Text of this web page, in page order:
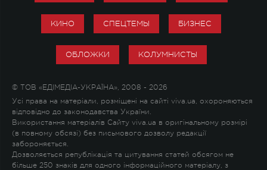
КИНО СПЕЦТЕМЫ БИЗНЕС
ОБЛОЖКИ КОЛУМНИСТЫ
© ТОВ «ЕДІМЕДІА-УКРАЇНА», 2008 - 2026
Усі права на матеріали, розміщені на сайті viva.ua, охороняються
відповідно до законодавства України.
Використання матеріалів Сайту viva.ua в оригінальному розмірі
(в повному обсязі) без письмового дозволу редакції
забороняється.
Дозволяється републікація та цитування статей обсягом не
більше 250 знаків для одного інформаційного матеріалу, з